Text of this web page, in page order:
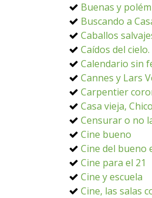
Buenas y
Buscando a
Caballos
Caídos del
Calendario sin
Cannes y Lars
Carpentier
Casa vieja,
Censurar o no
Cine bueno
Cine del bueno
Cine para el 21
Cine y escuela
Cine, las salas